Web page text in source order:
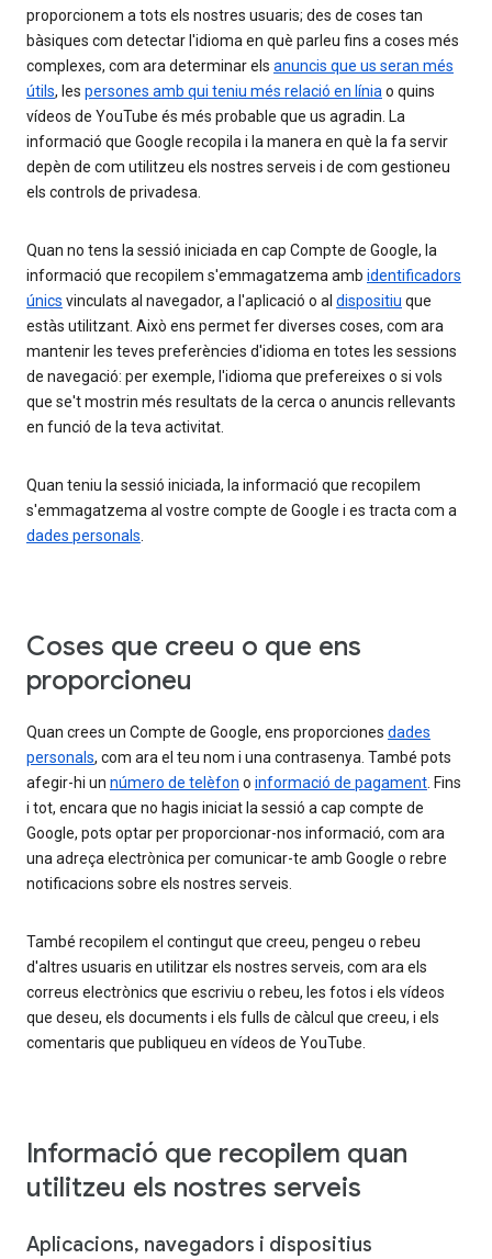
proporcionem a tots els nostres usuaris; des de coses tan
bàsiques com detectar l'idioma en què parleu fins a coses més
complexes, com ara determinar els anuncis que us seran més
útils, les persones amb qui teniu més relació en líniao quins
vídeos de YouTube és més probable que us agradin. La
informació que Google recopila i la manera en què la fa servir
depèn de com utilitzeu els nostres serveis i de com gestioneu
els controls de privadesa.
Quan no tens la sessió iniciada en cap Compte de Google, la
informació que recopilem s'emmagatzema amb identificadors
únics vinculats al navegador, a l'aplicació o al dispositiu que
estàs utilitzant. Això ens permet fer diverses coses, com ara
mantenir les teves preferències d'idioma en totes les sessions
de navegació: per exemple, l'idioma que prefereixes o si vols
que se't mostrin més resultats de la cerca o anuncis rellevants
en funció de la teva activitat.
Quan teniu la sessió iniciada, la informació que recopilem
s'emmagatzema al vostre compte de Google i es tracta com a
dades personals.
Coses que creeu o que ens
proporcioneu
Quan crees un Compte de Google, ens proporciones dades
personals, com ara el teu nom i una contrasenya. També pots
afegir-hi un número de telèfon o informació de pagament. Fins
i tot, encara que no hagis iniciat la sessió a cap compte de
Google, pots optar per proporcionar-nos informació, com ara
una adreça electrònica per comunicar-te amb Google o rebre
notificacions sobre els nostres serveis.
També recopilem el contingut que creeu, pengeu o rebeu
d'altres usuaris en utilitzar els nostres serveis, com ara els
correus electrònics que escriviu o rebeu, les fotos i els vídeos
que deseu, els documents i els fulls de càlcul que creeu, i els
comentaris que publiqueu en vídeos de YouTube.
Informació que recopilem quan
utilitzeu els nostres serveis
Aplicacions, navegadors i dispositius